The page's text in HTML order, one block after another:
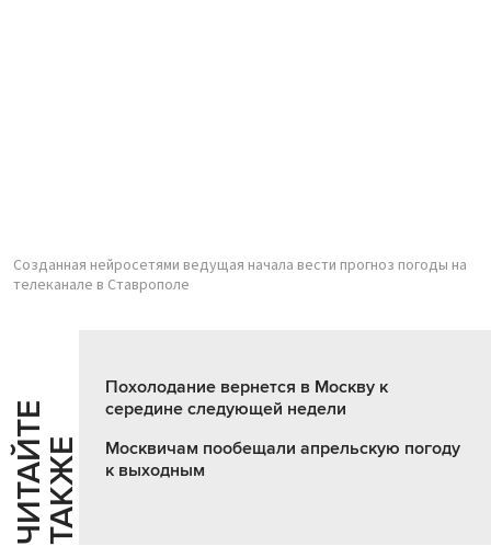
Созданная нейросетями ведущая начала вести прогноз погоды на
телеканале в Ставрополе
Ч
И
Т
АЙ
Т
Е
Т
А
К
ЖЕ
Похолодание вернется в Москву к
середине следующей недели
Москвичам пообещали апрельскую погоду
к выходным